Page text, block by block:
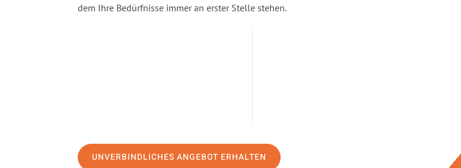
dem Ihre Bedürfnisse immer an erster Stelle stehen.
UNVERBINDLICHES ANGEBOT ERHALTEN